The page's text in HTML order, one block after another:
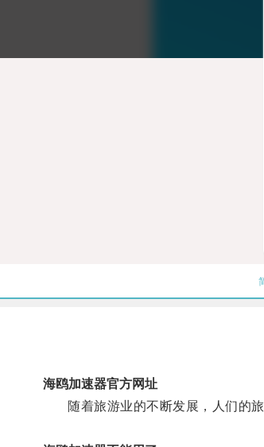
海鸥加速器官方网址
随着旅游业的不断发展，人们的旅